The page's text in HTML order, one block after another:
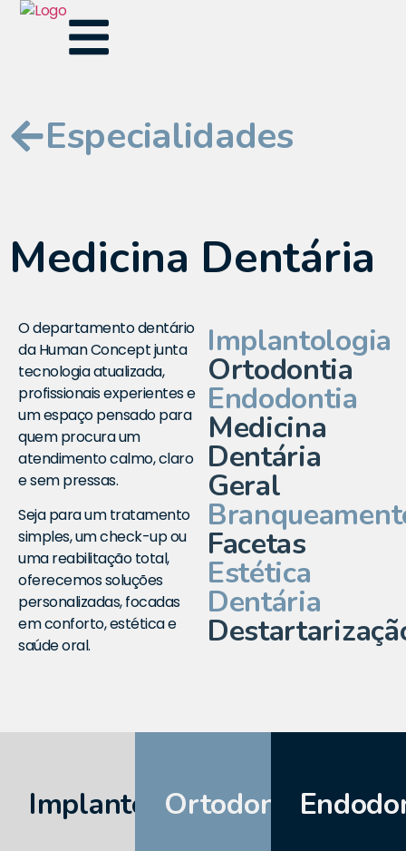
Especialidades
Medicina Dentária
O departamento dentário
da Human Concept junta
tecnologia atualizada,
profissionais experientes e
um espaço pensado para
quem procura um
atendimento calmo, claro
e sem pressas.
Seja para um tratamento
simples, um check-up ou
uma reabilitação total,
oferecemos soluções
personalizadas, focadas
em conforto, estética e
saúde oral.
Implantologia
Ortodontia
Endodontia
Medicina
Dentária
Geral
Facetas
Estética
Dentária
ImplantologiaOrtodontia